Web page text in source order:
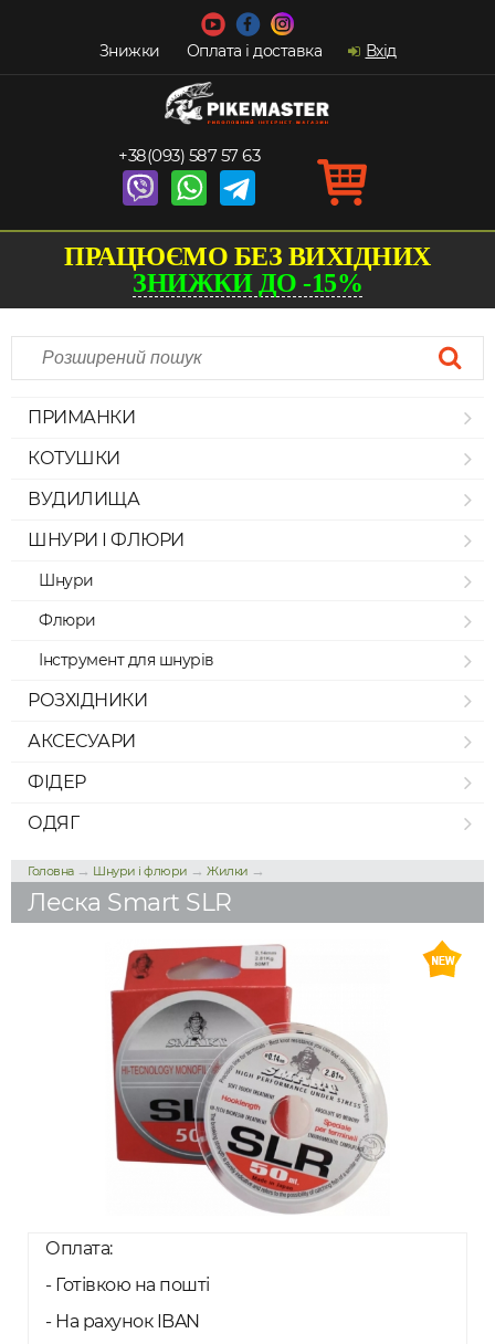
Знижки Оплата і доставка Вхід
+38(093) 587 57 63
ПРАЦЮЄМО БЕЗ ВИХІДНИХ
ЗНИЖКИ ДО -15%
ПРИМАНКИ
КОТУШКИ
ВУДИЛИЩА
ШНУРИ І ФЛЮРИ
Шнури
Флюри
Інструмент для шнурів
РОЗХІДНИКИ
АКСЕСУАРИ
ФІДЕР
ОДЯГ
Головна→ Шнури і флюри → Жилки →
Леска Smart SLR
Оплата:
- Готівкою на пошті
- На рахунок IBAN